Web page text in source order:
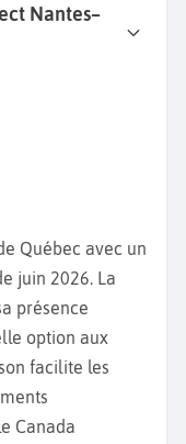
Nantes–
Québec avec un
juin 2026. La
présence
option aux
facilite les
Canada